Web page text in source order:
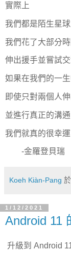
實際上
我們都是陌生星
我們花了大部分
伸出援手並嘗試
如果在我們的一
即使只對兩個人
並進行真正的溝通
我們就真的很幸
-金羅登貝瑞
Koeh Kiàn-Pang 於
1/12/2021
Android 11
升級到 Android